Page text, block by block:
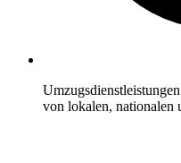
von lokalen, nationalen